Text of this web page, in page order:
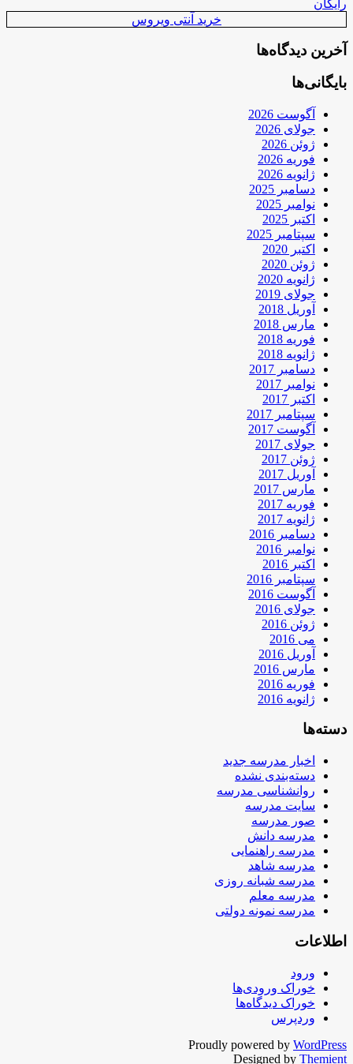
رایگان
خرید آنتی ویروس
آخرین دیدگاه‌ها
بایگانی‌ها
آگوست 2026
جولای 2026
ژوئن 2026
فوریه 2026
ژانویه 2026
دسامبر 2025
نوامبر 2025
اکتبر 2025
سپتامبر 2025
اکتبر 2020
ژوئن 2020
ژانویه 2020
جولای 2019
آوریل 2018
مارس 2018
فوریه 2018
ژانویه 2018
دسامبر 2017
نوامبر 2017
اکتبر 2017
سپتامبر 2017
آگوست 2017
جولای 2017
ژوئن 2017
آوریل 2017
مارس 2017
فوریه 2017
ژانویه 2017
دسامبر 2016
نوامبر 2016
اکتبر 2016
سپتامبر 2016
آگوست 2016
جولای 2016
ژوئن 2016
می 2016
آوریل 2016
مارس 2016
فوریه 2016
ژانویه 2016
دسته‌ها
اخبار مدرسه جدید
دسته‌بندی نشده
روانشناسی مدرسه
سایت مدرسه
صور مدرسه
مدرسه دانش
مدرسه راهنمایی
مدرسه شاهد
مدرسه شبانه روزی
مدرسه معلم
مدرسه نمونه دولتی
اطلاعات
ورود
خوراک ورودی‌ها
خوراک دیدگاه‌ها
وردپرس
Proudly powered by WordPress
Designed by Themient